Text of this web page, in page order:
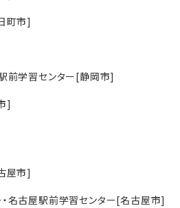
町市]
前学習センター[静岡市]
]
屋市]
名古屋駅前学習センター[名古屋市]